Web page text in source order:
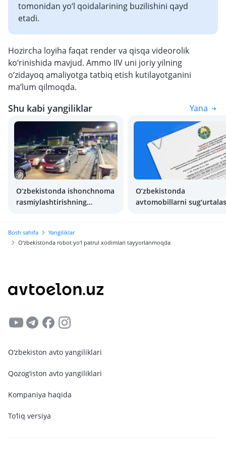
tomonidan yo‘l qoidalarining buzilishini qayd
etadi.
Hozircha loyiha faqat render va qisqa videorolik
ko‘rinishida mavjud. Ammo IIV uni joriy yilning
o‘zidayoq amaliyotga tatbiq etish kutilayotganini
ma’lum qilmoqda.
Shu kabi yangiliklar Yana
O‘zbekistonda ishonchnoma
rasmiylashtirishning
O‘zbekistonda
avtomobillarni
Bosh sahifa
Yangiliklar
O‘zbekistonda robot yo‘l patrul xodimlari tayyorlanmoqda
O‘zbekiston avto yangiliklari
Qozog‘iston avto yangiliklari
Kompaniya haqida
To‘liq versiya